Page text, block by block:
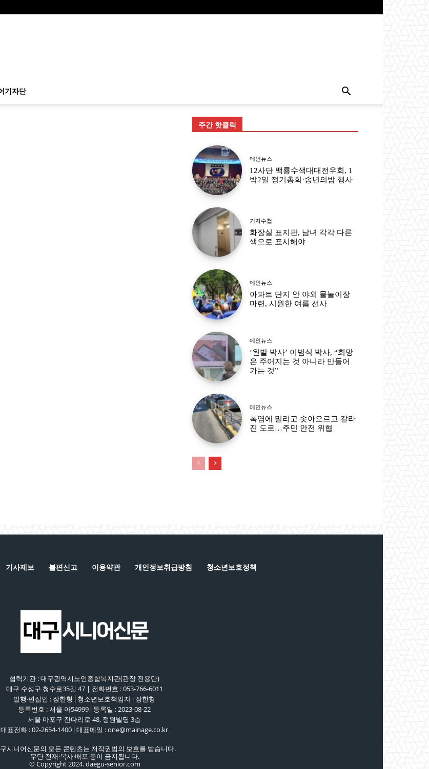
기자단
주간 핫클릭
메인뉴스
12사단 백룡수색대대전우회, 1
박2일 정기총회·송년의밤 행사
기자수첩
화장실 표지판, 남녀 각각 다른
색으로 표시해야
메인뉴스
아파트 단지 안 야외 물놀이장
마련, 시원한 여름 선사
메인뉴스
‘왼발 박사’ 이범식 박사, “희망
은 주어지는 것 아니라 만들어
가는 것”
메인뉴스
폭염에 밀리고 솟아오르고 갈라
진 도로…주민 안전 위협
기사제보 불편신고 이용약관 개인정보취급방침 청소년보호정책
협력기관 : 대구광역시노인종합복지관(관장 전용만)
대구 수성구 청수로35길 47 | 전화번호 : 053-766-6011
발행·편집인 : 장한형│청소년보호책임자 : 장한형
등록번호 : 서울 아54999│등록일 : 2023-08-22
서울 마포구 잔다리로 48, 정원빌딩 3층
대표전화 : 02-2654-1400│대표메일 : one@mainage.co.kr
시니어신문의 모든 콘텐츠는 저작권법의 보호를 받습니다.
무단 전재·복사·배포 등이 금지됩니다.
© Copyright 2024. daegu-senior.com